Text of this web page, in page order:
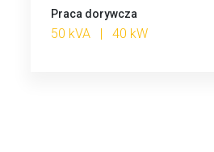
Praca dorywcza
50 kVA | 40 kW